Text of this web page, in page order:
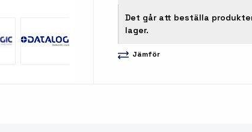
Mobile Device Management
Det går att beställa
lager.
Jämför